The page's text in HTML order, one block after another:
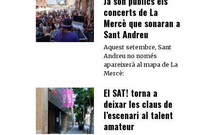
concerts de La
Mercè que sonaran a
Sant Andreu
Aquest setembre, Sant
Andreu no només
apareixerà al mapa de La
Mercè:
El SAT! torna a
deixar les claus de
l’escenari al talent
amateur